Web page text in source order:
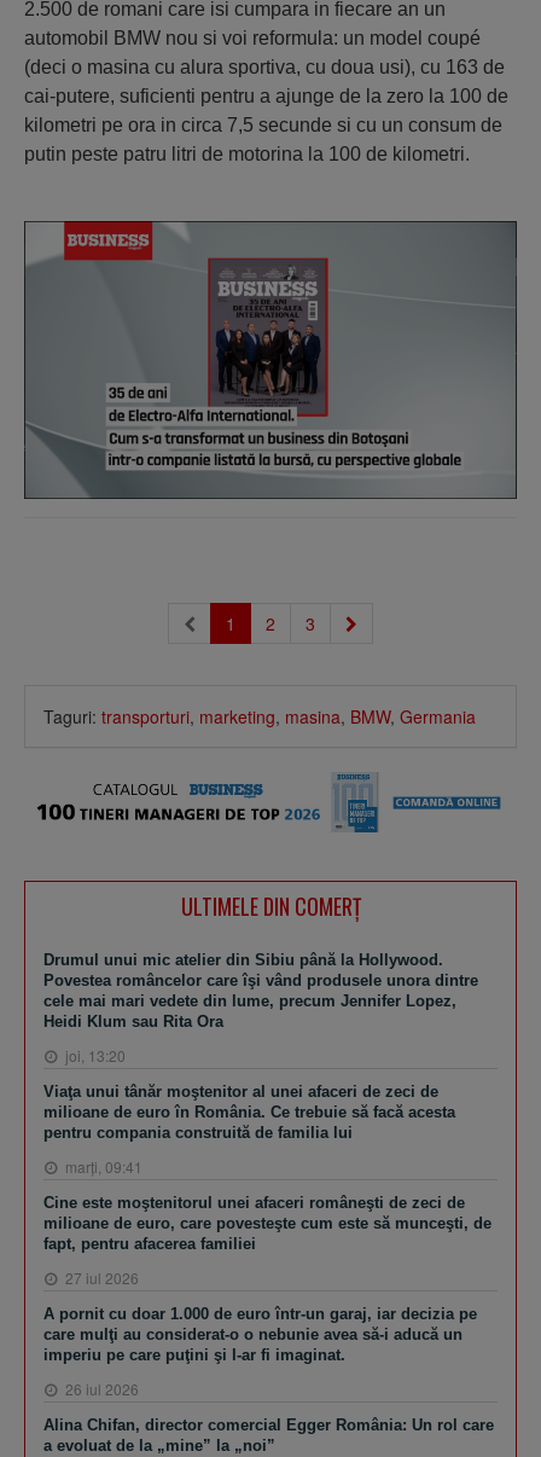
2.500 de romani care isi cumpara in fiecare an un
automobil BMW nou si voi reformula: un model coupé
(deci o masina cu alura sportiva, cu doua usi), cu 163 de
cai-putere, suficienti pentru a ajunge de la zero la 100 de
kilometri pe ora in circa 7,5 secunde si cu un consum de
putin peste patru litri de motorina la 100 de kilometri.
1 2 3
Taguri: transporturi, marketing, masina, BMW, Germania
ULTIMELE DIN COMERȚ
Drumul unui mic atelier din Sibiu până la Hollywood.
Povestea româncelor care îşi vând produsele unora dintre
cele mai mari vedete din lume, precum Jennifer Lopez,
Heidi Klum sau Rita Ora
joi, 13:20
Viaţa unui tânăr moştenitor al unei afaceri de zeci de
milioane de euro în România. Ce trebuie să facă acesta
pentru compania construită de familia lui
marţi, 09:41
Cine este moştenitorul unei afaceri româneşti de zeci de
milioane de euro, care povesteşte cum este să munceşti, de
fapt, pentru afacerea familiei
27 iul 2026
A pornit cu doar 1.000 de euro într-un garaj, iar decizia pe
care mulţi au considerat-o o nebunie avea să-i aducă un
imperiu pe care puţini şi l-ar fi imaginat.
26 iul 2026
Alina Chifan, director comercial Egger România: Un rol care
a evoluat de la „mine” la „noi”